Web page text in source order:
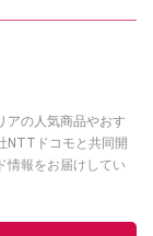
アの人気商品やおす
NTTドコモと共同開
情報をお届けしてい
他の記事を読む